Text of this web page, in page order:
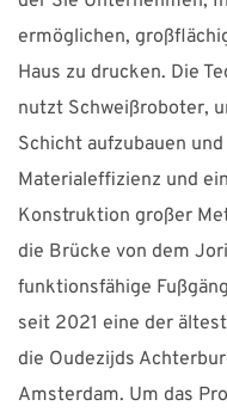
ermöglichen,
Haus zu drucken. Die
nutzt Schweißroboter,
Schicht aufzubauen
Materialeffizienz und
Konstruktion großer
die Brücke von dem
funktionsfähige
seit 2021 eine der
die Oudezijds
Amsterdam. Um das